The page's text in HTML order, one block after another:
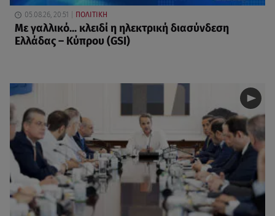
05.08.26, 20:51 ΠΟΛΙΤΙΚΗ
Με γαλλικό... κλειδί η ηλεκτρική διασύνδεση
Ελλάδας – Κύπρου (GSI)